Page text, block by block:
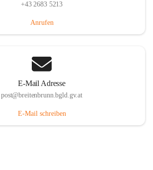
+43 2683 5213
Anrufen
E-Mail Adresse
post@breitenbrunn.bgld.gv.at
E-Mail schreiben